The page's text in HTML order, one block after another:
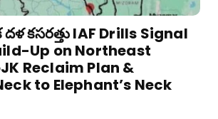
కసరత్తు IAF Drills Signal
Up on Northeast
Reclaim Plan &
to Elephant’s Neck